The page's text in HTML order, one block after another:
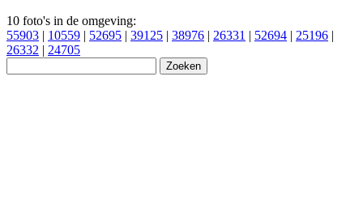
10 foto's in de omgeving:
55903 | 10559 | 52695 | 39125 | 38976 | 26331 | 52694 | 25196 |
26332 | 24705